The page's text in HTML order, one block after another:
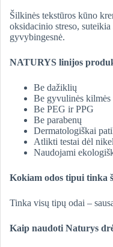
Šilkinės tekstūros kūno
oksidacinio streso,
gyvybingesnė.
NATURYS linijos
Be dažiklių
Be gyvulinės kilmės
Be PEG ir PPG
Be parabenų
Dermatologiškai
Atlikti testai dėl
Naudojami
Kokiam odos tipui tinka
Tinka visų tipų odai –
Kaip naudoti Naturys